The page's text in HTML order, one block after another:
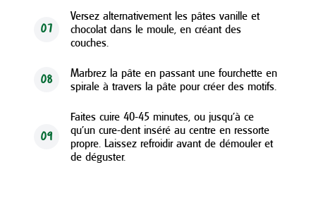
07
Versez alternativement les pâtes vanille et
chocolat dans le moule, en créant des
couches.
08
Marbrez la pâte en passant une fourchette en
spirale à travers la pâte pour créer des motifs.
09
Faites cuire 40-45 minutes, ou jusqu'à ce
qu'un cure-dent inséré au centre en ressorte
propre. Laissez refroidir avant de démouler et
de déguster.